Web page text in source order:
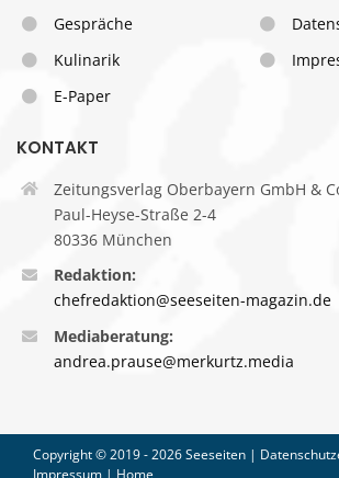
Gespräche
Kulinarik
E-Paper
KONTAKT
Zeitungsverlag Oberbayern GmbH &
Paul-Heyse-Straße 2-4
80336 München
Redaktion:
chefredaktion@seeseiten-magazin.de
Mediaberatung:
andrea.prause@merkurtz.media
Copyright © 2019 -2026 Seeseiten |
Impressum| Home